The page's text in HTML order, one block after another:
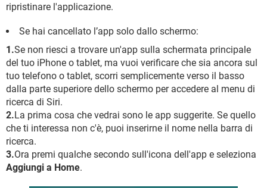
ripristinare l'applicazione.
Se hai cancellato l’app solo dallo schermo:
1.Se non riesci a trovare un'app sulla schermata principale
del tuo iPhone o tablet, ma vuoi verificare che sia ancora sul
tuo telefono o tablet, scorri semplicemente verso il basso
dalla parte superiore dello schermo per accedere al menu di
ricerca di Siri.
2.La prima cosa che vedrai sono le app suggerite. Se quello
che ti interessa non c'è, puoi inserirne il nome nella barra di
ricerca.
3.Ora premi qualche secondo sull'icona dell'app e seleziona
Aggiungi a Home.